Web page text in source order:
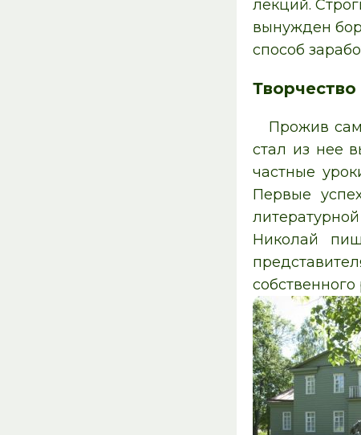
лекций.
вынужден
способ
Творчество
Прожив
стал из нее
частные
Первые
Николай